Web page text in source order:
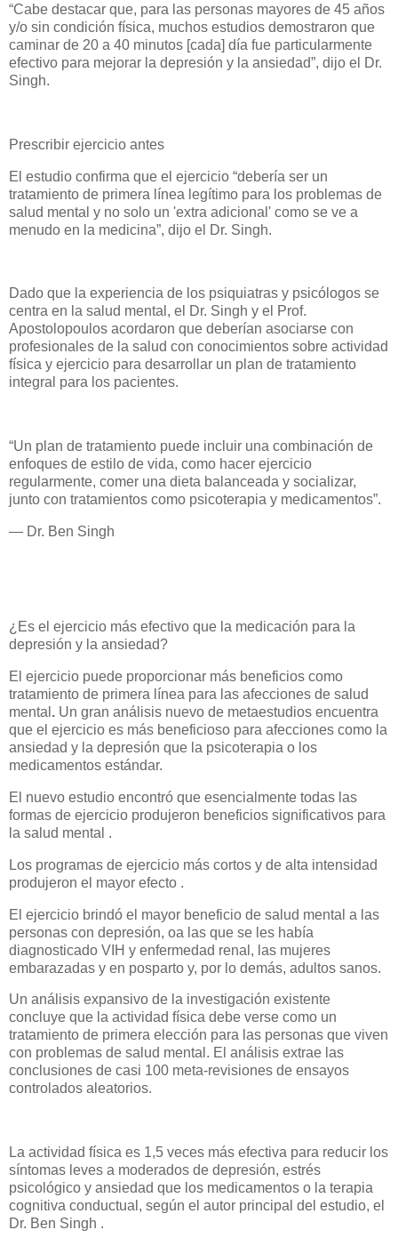
“Cabe destacar que, para las personas mayores de 45 años
y/o sin condición física, muchos estudios demostraron que
caminar de 20 a 40 minutos [cada] día fue particularmente
efectivo para mejorar la depresión y la ansiedad”, dijo el Dr.
Singh.
Prescribir ejercicio antes
El estudio confirma que el ejercicio “debería ser un
tratamiento de primera línea legítimo para los problemas de
salud mental y no solo un 'extra adicional' como se ve a
menudo en la medicina”, dijo el Dr. Singh.
Dado que la experiencia de los psiquiatras y psicólogos se
centra en la salud mental, el Dr. Singh y el Prof.
Apostolopoulos acordaron que deberían asociarse con
profesionales de la salud con conocimientos sobre actividad
física y ejercicio para desarrollar un plan de tratamiento
integral para los pacientes.
“Un plan de tratamiento puede incluir una combinación de
enfoques de estilo de vida, como hacer ejercicio
regularmente, comer una dieta balanceada y socializar,
junto con tratamientos como psicoterapia y medicamentos”.
— Dr. Ben Singh
¿Es el ejercicio más efectivo que la medicación para la
depresión y la ansiedad?
El ejercicio puede proporcionar más beneficios como
tratamiento de primera línea para las afecciones de salud
mental . Un gran análisis nuevo de metaestudios encuentra
que el ejercicio es más beneficioso para afecciones como la
ansiedad y la depresión que la psicoterapia o los
medicamentos estándar.
El nuevo estudio encontró que esencialmente todas las
formas de ejercicio produjeron beneficios significativos para
la salud mental .
Los programas de ejercicio más cortos y de alta intensidad
produjeron el mayor efecto .
El ejercicio brindó el mayor beneficio de salud mental a las
personas con depresión, oa las que se les había
diagnosticado VIH y enfermedad renal, las mujeres
embarazadas y en posparto y, por lo demás, adultos sanos.
Un análisis expansivo de la investigación existente
concluye que la actividad física debe verse como un
tratamiento de primera elección para las personas que viven
con problemas de salud mental. El análisis extrae las
conclusiones de casi 100 meta-revisiones de ensayos
controlados aleatorios.
La actividad física es 1,5 veces más efectiva para reducir los
síntomas leves a moderados de depresión, estrés
psicológico y ansiedad que los medicamentos o la terapia
cognitiva conductual, según el autor principal del estudio, el
Dr. Ben Singh .